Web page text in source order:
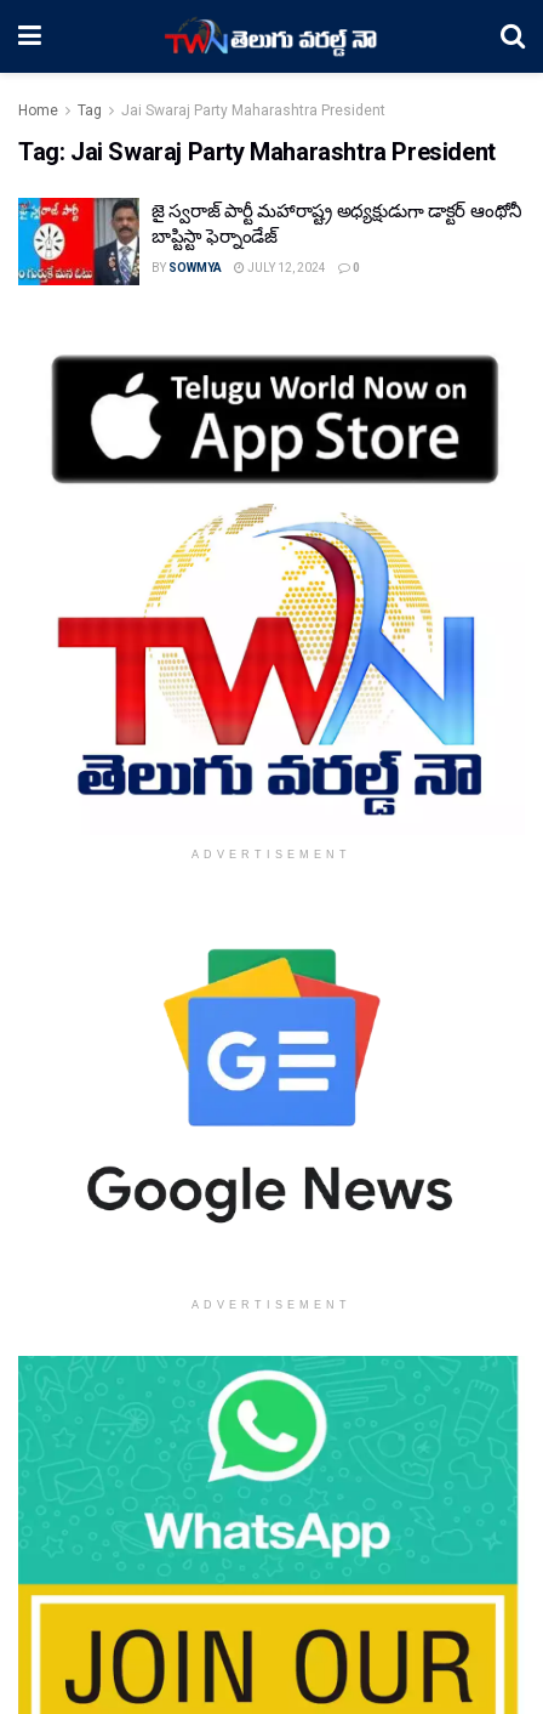
Home Tag Jai Swaraj Party Maharashtra President
Tag: Jai Swaraj Party Maharashtra President
జై స్వరాజ్ పార్టీ మహారాష్ట్ర అధ్యక్షుడుగా డాక్టర్ ఆంథోనీ
బాప్టిస్టా ఫెర్నాండేజ్
BY SOWMYA JULY 12, 2024 0
ADVERTISEMENT
ADVERTISEMENT